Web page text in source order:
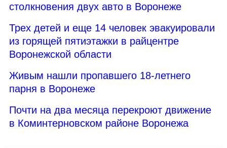
столкновения двух авто в Воронеже
Трех детей и еще 14 человек эвакуировали
из горящей пятиэтажки в райцентре
Воронежской области
Живым нашли пропавшего 18-летнего
парня в Воронеже
Почти на два месяца перекроют движение
в Коминтерновском районе Воронежа